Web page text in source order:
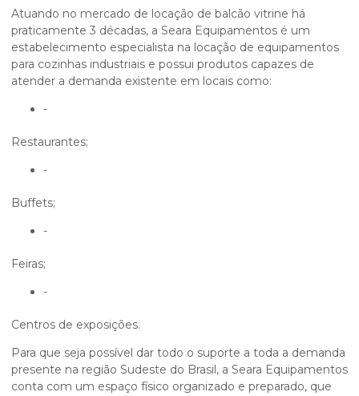
Atuando no mercado de locação de balcão vitrine há
praticamente 3 décadas, a Seara Equipamentos é um
estabelecimento especialista na locação de equipamentos
para cozinhas industriais e possui produtos capazes de
atender a demanda existente em locais como:
-
Restaurantes;
-
Buffets;
-
Feiras;
-
Centros de exposições.
Para que seja possível dar todo o suporte a toda a demanda
presente na região Sudeste do Brasil, a Seara Equipamentos
conta com um espaço físico organizado e preparado, que